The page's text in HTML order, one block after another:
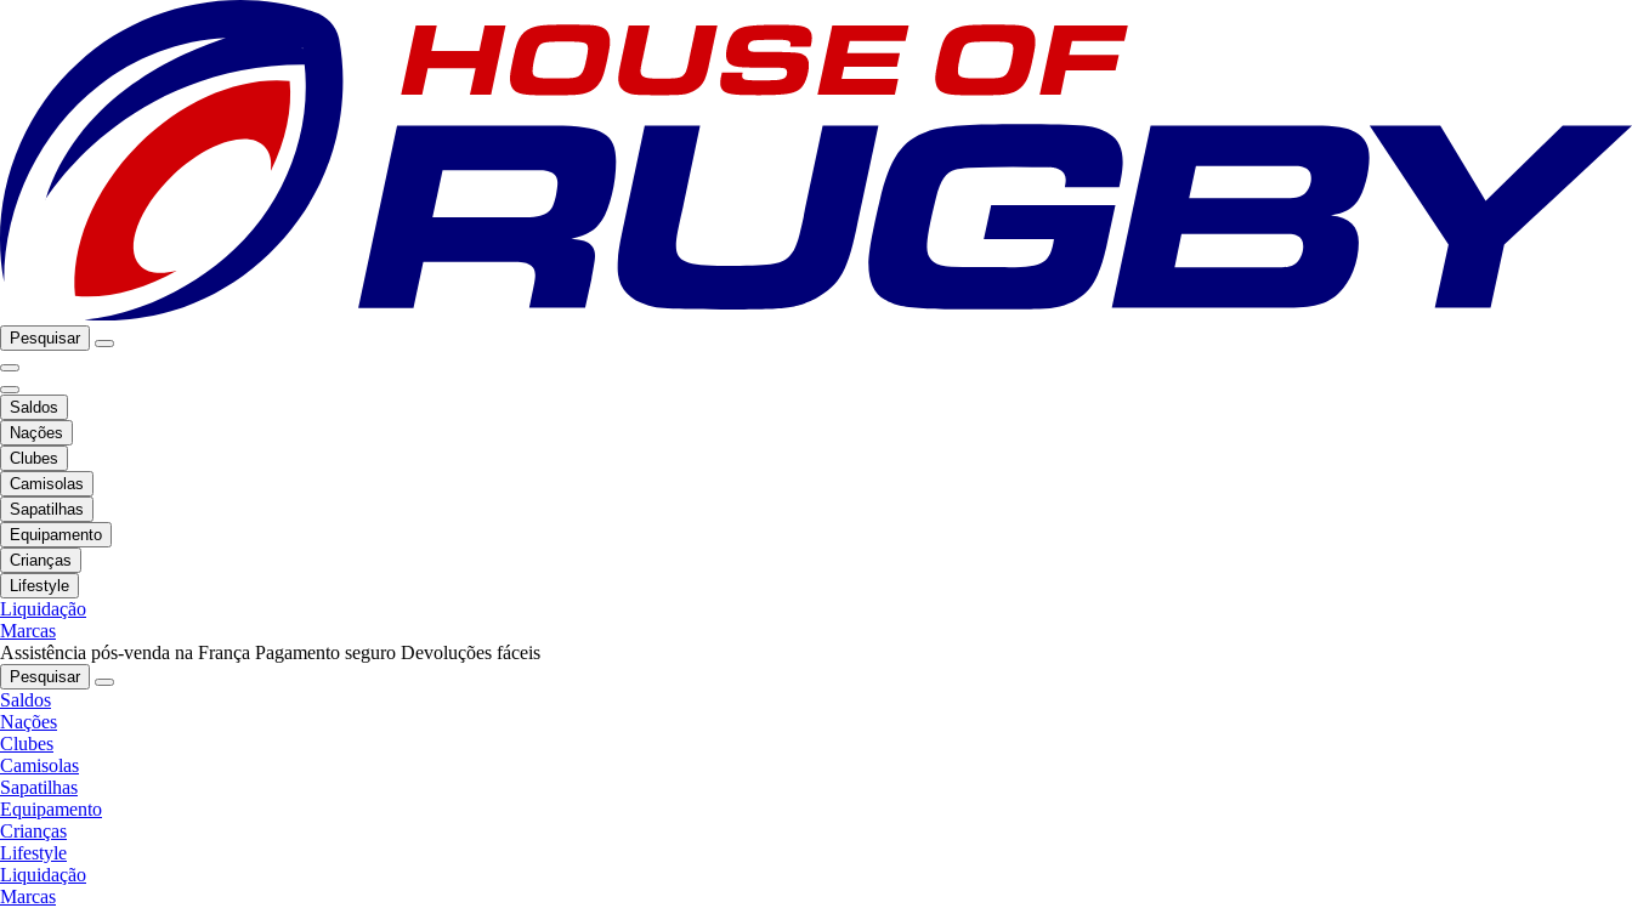
Pesquisar
Saldos
Nações
Clubes
Camisolas
Sapatilhas
Equipamento
Crianças
Lifestyle
Liquidação
Marcas
Assistência pós-venda na França Pagamento seguro Devoluções fáceis
Pesquisar
Saldos
Nações
Clubes
Camisolas
Sapatilhas
Equipamento
Crianças
Lifestyle
Liquidação
Marcas